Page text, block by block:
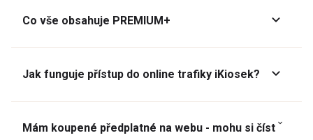
Co vše obsahuje PREMIUM+
Jak funguje přístup do online trafiky iKiosek?
Mám koupené předplatné na webu - mohu si číst